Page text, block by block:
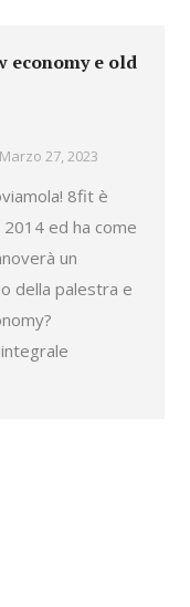
economy e old
Marzo 27, 2023
8fit è
ed ha come
un
della palestra e